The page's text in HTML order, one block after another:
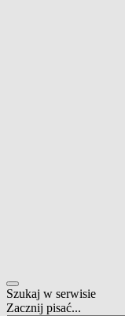
Szukaj w serwisie
Zacznij pisać...